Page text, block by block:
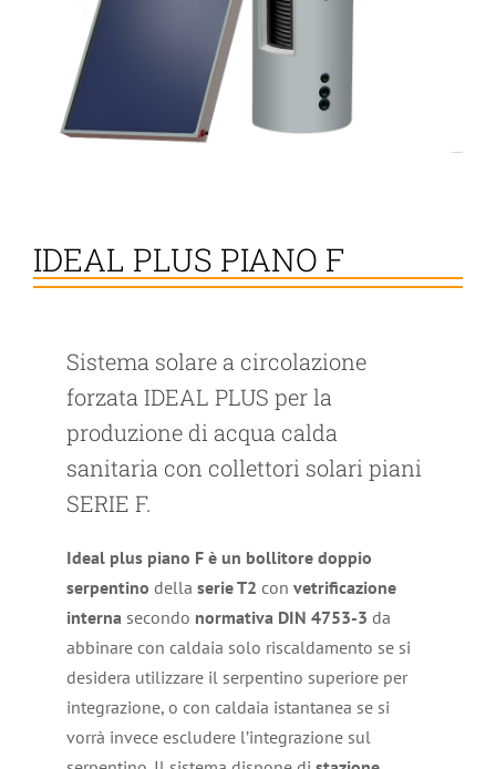
IDEAL PLUS PIANO F
Sistema solare a circolazione
forzata IDEAL PLUS per la
produzione di acqua calda
sanitaria con collettori solari piani
SERIE F.
Ideal plus piano F è un bollitore doppio
serpentino della serie T2 con vetrificazione
internasecondo normativa DIN 4753-3 da
abbinare con caldaia solo riscaldamento se si
desidera utilizzare il serpentino superiore per
integrazione, o con caldaia istantanea se si
vorrà invece escludere l’integrazione sul